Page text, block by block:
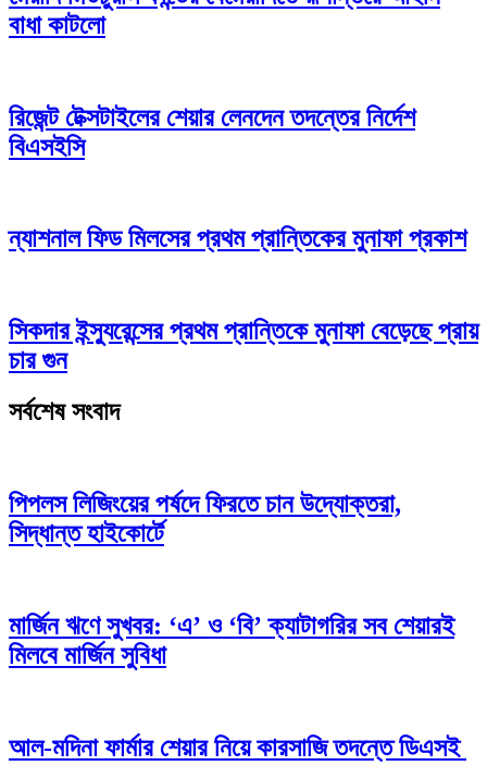
বাধা কাটলো
রিজেন্ট টেক্সটাইলের শেয়ার লেনদেন তদন্তের নির্দেশ
বিএসইসি
ন্যাশনাল ফিড মিলসের প্রথম প্রান্তিকের মুনাফা প্রকাশ
সিকদার ইন্স্যুরেন্সের প্রথম প্রান্তিকে মুনাফা বেড়েছে প্রায়
চার গুন
সর্বশেষ সংবাদ
পিপলস লিজিংয়ের পর্ষদে ফিরতে চান উদ্যোক্তরা,
সিদ্ধান্ত হাইকোর্টে
মার্জিন ঋণে সুখবর: ‘এ’ ও ‘বি’ ক্যাটাগরির সব শেয়ারই
মিলবে মার্জিন সুবিধা
আল-মদিনা ফার্মার শেয়ার নিয়ে কারসাজি তদন্তে ডিএসই